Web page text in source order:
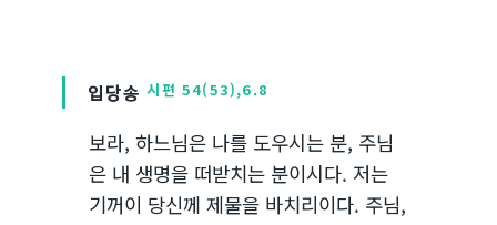
입당송 시편 54(53),6.8
보라, 하느님은 나를 도우시는 분, 주님
은 내 생명을 떠받치는 분이시다. 저는
기꺼이 당신께 제물을 바치리이다. 주님,